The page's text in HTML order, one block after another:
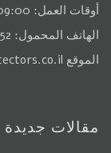
أوقات العمل: 09:00 - 19:00
الهاتف المحمول: 052-7870000
الموقع
مقالات جديدة